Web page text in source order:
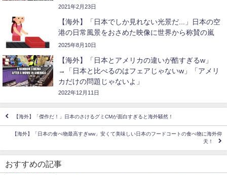
2021年2月23日
【海外】「日本でしか見れない光景だ...」日本の空
港の日常風景をおさめた映像に世界から称賛の嵐
2025年8月10日
【海外】「日本とアメリカの違いが酷すぎるw」
→「日本と比べるのはフェアじゃないw」「アメリ
カだけの問題じゃないよ」
2022年12月11日
【海外】「傑作だ！」日本のさけるグミCMが面白すぎると海外騒然！
【海外】「日本の食べ物最高すぎww」安くて美味しい日本のフードコートの食べ物に海外仰
天！
おすすめの記事